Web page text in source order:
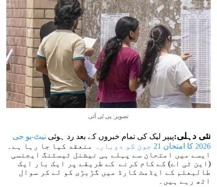
تصویر: پی ٹی آئی
نئی دہلی:پیپر لیک کی تمام خبروں کے بعد رد ہوئی نیٹ-یو جی
2026 کا امتحان 21 جون کو دوبارہ
منعقد کیا جا رہا ہے۔
ایسے میں امتحان سے پہلے ہی نیشنل ٹیسٹنگ ایجنسی
(این ٹی اے) کے کام کرنے کے طریقے پر ایک بار ایک
طالبعلم کے ایڈمٹ کارڈ میں گڑبڑی کو لے کر سوال
اٹھ رہے ہیں۔